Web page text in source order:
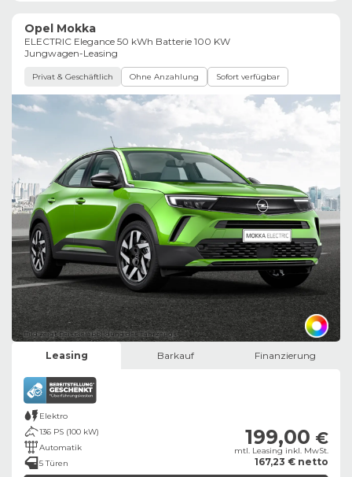
Opel Mokka
ELECTRIC Elegance 50 kWh Batterie 100 KW
Jungwagen-Leasing
Privat & Geschäftlich Ohne Anzahlung Sofort verfügbar
Bild zeigt Beispielabbildung des Fahrzeugs
Leasing Barkauf Finanzierung
Elektro
136 PS (100 kW)
Automatik
5 Türen
199,00 €
mtl. Leasing inkl. MwSt.
167,23 € netto